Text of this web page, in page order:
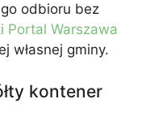
odbioru bez
Portal Warszawa
własnej gminy.
kontener